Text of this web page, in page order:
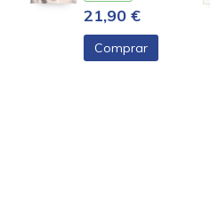
21,90 €
Comprar